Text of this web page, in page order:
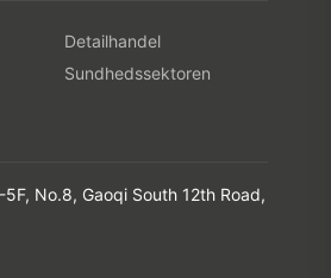
Detailhandel
Sundhedssektoren
No.8, Gaoqi South 12th Road,